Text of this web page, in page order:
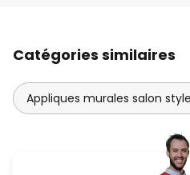
Catégories similaires
Appliques murales salon